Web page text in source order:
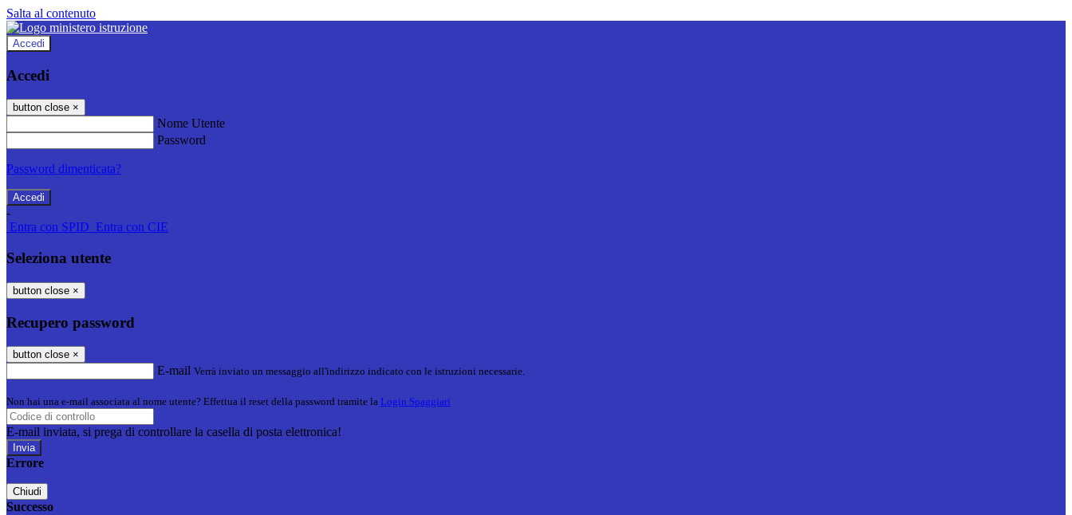
Salta al contenuto
Accedi
Accedi
button close ×
Nome Utente
Password
Password dimenticata?
-
Entra con SPID Entra con CIE
Seleziona utente
button close ×
Recupero password
button close ×
E-mail Verrà inviato un messaggio all'indirizzo indicato con le istruzioni necessarie.
Non hai una e-mail associata al nome utente? Effettua il reset della password tramite la Login Spaggiari
E-mail inviata, si prega di controllare la casella di posta elettronica!
Errore
Chiudi
Successo